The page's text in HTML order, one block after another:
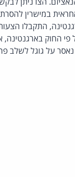
במישרין
התקבלו
החוק בארגנטינה,
על גוגל לשלב